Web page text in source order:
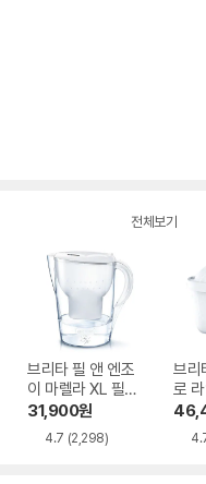
전체보기
브리타 필 앤 엔조
이 마렐라 XL 필터1
개포함
31,900원
4.7 (2,298)
브리
로
스퍼